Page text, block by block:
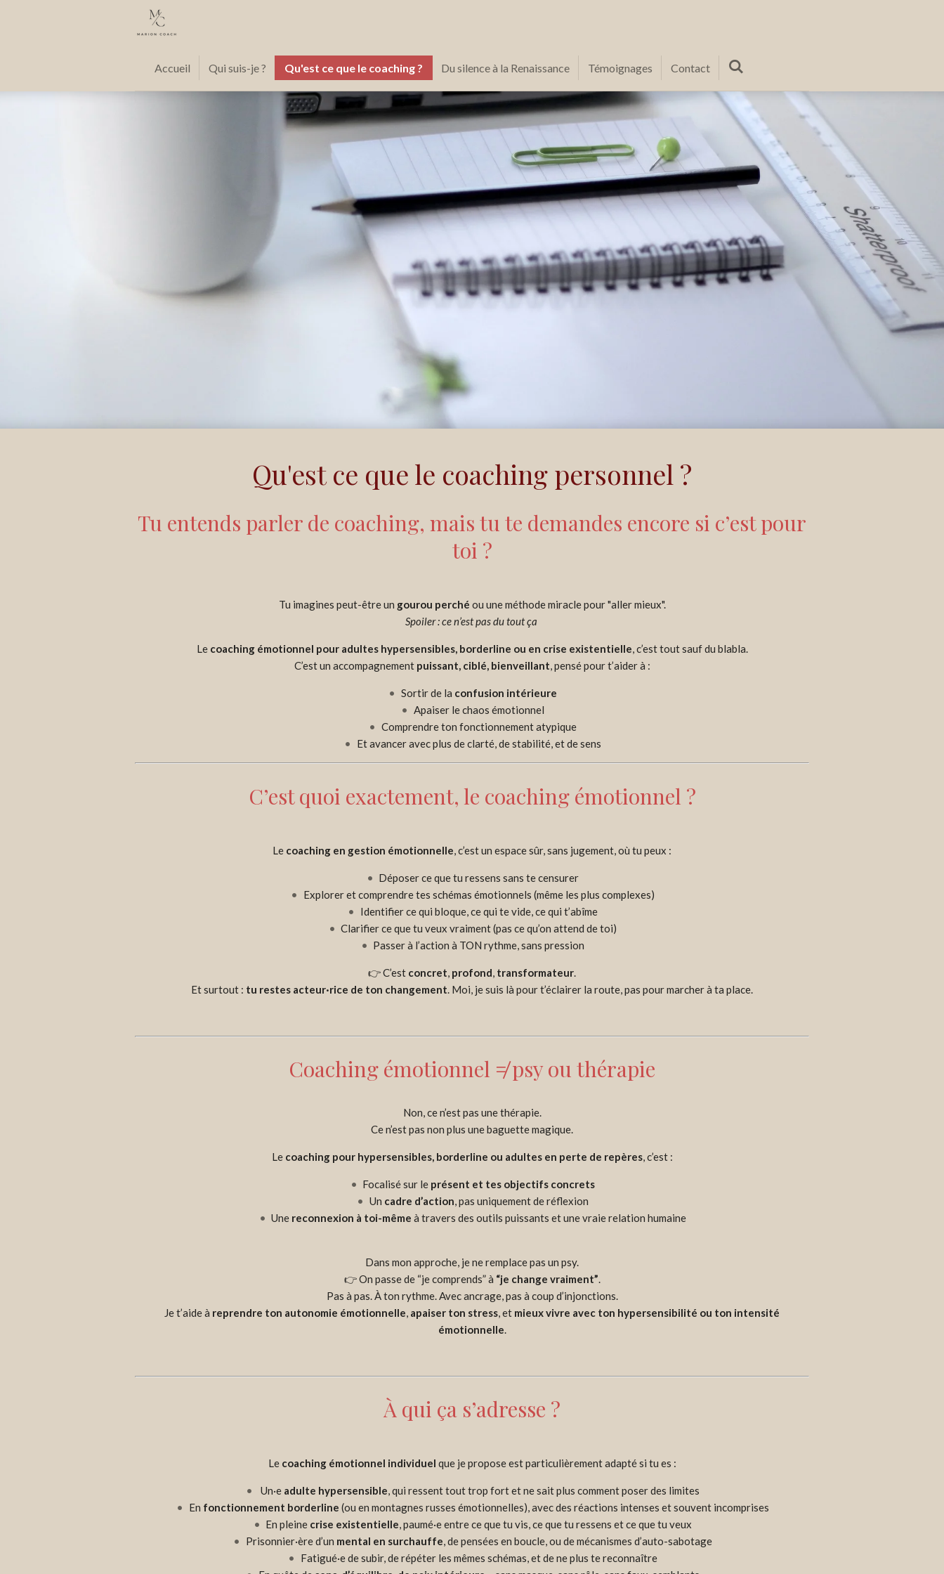
Accueil Qui suis-je ? Qu'est ce que le coaching ? Du silence à la Renaissance Témoignages Contact
Qu'est ce que le coaching personnel ?
Tu entends parler de coaching, mais tu te demandes encore si c’est pour
toi ?
Tu imagines peut-être un gourou perché ou une méthode miracle pour "aller mieux".
Spoiler : ce n’est pas du tout ça
Le coaching émotionnel pour adultes hypersensibles, borderline ou en crise existentielle, c’est tout sauf du blabla.
C’est un accompagnement puissant, ciblé, bienveillant, pensé pour t’aider à :
Sortir de la confusion intérieure
Apaiser le chaos émotionnel
Comprendre ton fonctionnement atypique
Et avancer avec plus de clarté, de stabilité, et de sens
C’est quoi exactement, le coaching émotionnel ?
Le coaching en gestion émotionnelle , c’est un espace sûr, sans jugement, où tu peux :
Déposer ce que tu ressens sans te censurer
Explorer et comprendre tes schémas émotionnels (même les plus complexes)
Identifier ce qui bloque, ce qui te vide, ce qui t’abîme
Clarifier ce que tu veux vraiment (pas ce qu’on attend de toi)
Passer à l’action à TON rythme, sans pression
👉 C’est concret profond transformateur
Et surtout : tu restes acteur·rice de ton changement . Moi, je suis là pour t’éclairer la route, pas pour marcher à ta place.
Coaching émotionnel ≠ psy ou thérapie
Non, ce n’est pas une thérapie.
Ce n’est pas non plus une baguette magique.
Le coaching pour hypersensibles, borderline ou adultes en perte de repères, c’est :
Focalisé sur le présent et tes objectifs concrets
Un cadre d’action, pas uniquement de réflexion
Une reconnexion à toi-même à travers des outils puissants et une vraie relation humaine
Dans mon approche, je ne remplace pas un psy.
👉 On passe de “je comprends” à “je change vraiment”.
Pas à pas. À ton rythme. Avec ancrage, pas à coup d’injonctions.
Je t’aide à reprendre ton autonomie émotionnelle, apaiser ton stress, et mieux vivre avec ton hypersensibilité ou ton intensité
émotionnelle.
À qui ça s’adresse ?
Le coaching émotionnel individuel que je propose est particulièrement adapté si tu es :
Un·e adulte hypersensible, qui ressent tout trop fort et ne sait plus comment poser des limites
En fonctionnement borderline (ou en montagnes russes émotionnelles), avec des réactions intenses et souvent incomprises
En pleine crise existentielle, paumé·e entre ce que tu vis, ce que tu ressens et ce que tu veux
Prisonnier·ère d’un mental en surchauffe, de pensées en boucle, ou de mécanismes d’auto-sabotage
Fatigué·e de subir, de répéter les mêmes schémas, et de ne plus te reconnaître